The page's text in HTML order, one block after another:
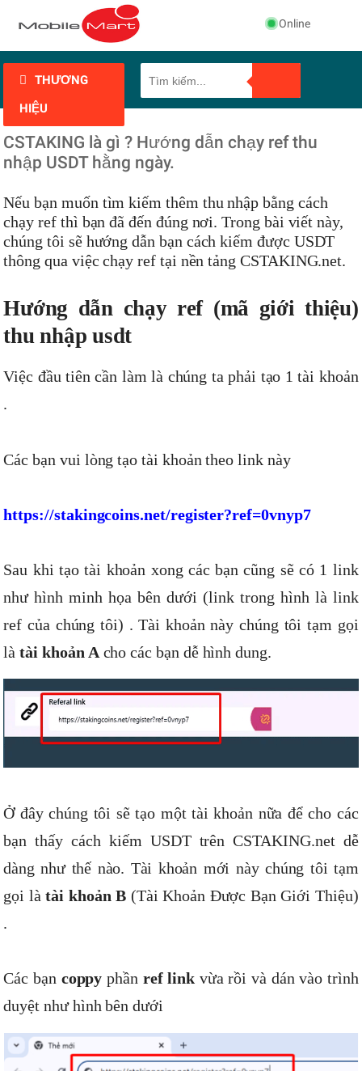
Online
THƯƠNG
HIỆU
CSTAKING là gì ? Hướng dẫn chạy ref thu
nhập USDT hằng ngày.
Nếu bạn muốn tìm kiếm thêm thu nhập bằng cách
chạy ref thì bạn đã đến đúng nơi. Trong bài viết này,
chúng tôi sẽ hướng dẫn bạn cách kiếm được USDT
thông qua việc chạy ref tại nền tảng CSTAKING.net.
Hướng dẫn chạy ref (mã giới thiệu)
thu nhập usdt
Việc đầu tiên cần làm là chúng ta phải tạo 1 tài khoản
.
Các bạn vui lòng tạo tài khoản theo link này
https://stakingcoins.net/register?ref=0vnyp7
Sau khi tạo tài khoản xong các bạn cũng sẽ có 1 link
như hình minh họa bên dưới (link trong hình là link
ref của chúng tôi) . Tài khoản này chúng tôi tạm gọi
là tài khoản A cho các bạn dễ hình dung.
Ở đây chúng tôi sẽ tạo một tài khoản nữa để cho các
bạn thấy cách kiếm USDT trên CSTAKING.net dễ
dàng như thế nào. Tài khoản mới này chúng tôi tạm
gọi làtài khoản B (Tài Khoản Được Bạn Giới Thiệu)
.
Các bạn coppyphần ref link vừa rồi và dán vào trình
duyệt như hình bên dưới